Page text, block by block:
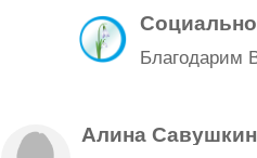
Благодарим
Алина